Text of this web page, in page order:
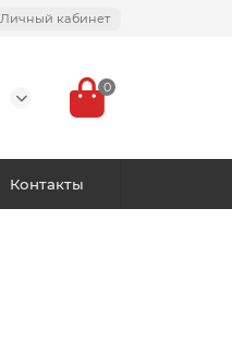
Личный кабинет
0
Контакты